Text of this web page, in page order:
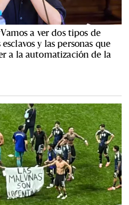
a ver dos tipos de
y las personas que
a la automatización de la